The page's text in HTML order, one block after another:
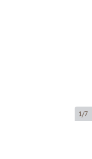
1/7